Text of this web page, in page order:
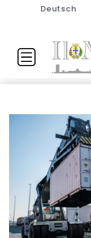
Deutsch